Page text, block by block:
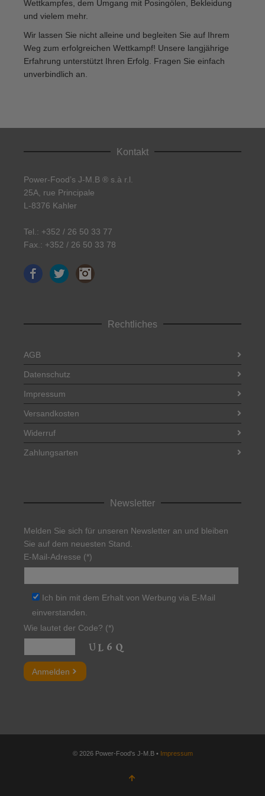
Wettkampfes, dem Umgang mit Posingölen, Bekleidung
und vielem mehr.
Wir lassen Sie nicht alleine und begleiten Sie auf Ihrem
Weg zum erfolgreichen Wettkampf! Unsere langjährige
Erfahrung unterstützt Ihren Erfolg. Fragen Sie einfach
unverbindlich an.
Kontakt
Power-Food’s J-M.B ® s.à r.l.
25A, rue Principale
L-8376 Kahler
Tel.: +352 / 26 50 33 77
Fax.: +352 / 26 50 33 78
FacebookTwitter
Rechtliches
AGB
Datenschutz
Impressum
Versandkosten
Widerruf
Zahlungsarten
Newsletter
Melden Sie sich für unseren Newsletter an und bleiben
Sie auf dem neuesten Stand.
E-Mail-Adresse (*)
Ich bin mit dem Erhalt von Werbung via E-Mail
einverstanden.
Wie lautet der Code? (*)
Bitte lasse dieses Feld leer.
© 2026 Power-Food's J-M.B • Impressum